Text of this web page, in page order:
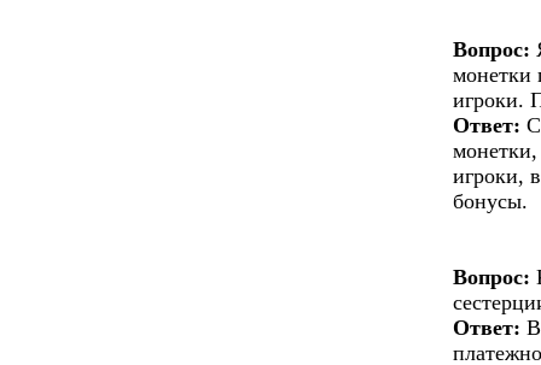
Вопрос:
монетки
игроки.
Ответ:
монетки,
игроки,
бонусы.
Вопрос:
Ответ: